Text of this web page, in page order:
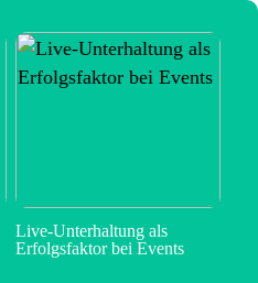
Live-Unterhaltung als
Erfolgsfaktor bei Events